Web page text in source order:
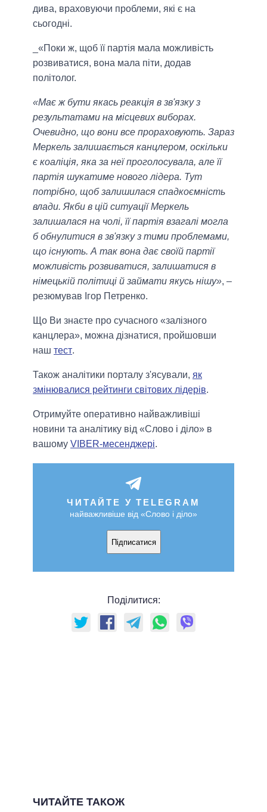
дива, враховуючи проблеми, які є на
сьогодні.
_«Поки ж, щоб її партія мала можливість
розвиватися, вона мала піти, додав
політолог.
«Має ж бути якась реакція в зв'язку з
результатами на місцевих виборах.
Очевидно, що вони все прораховують. Зараз
Меркель залишається канцлером, оскільки
є коаліція, яка за неї проголосувала, але її
партія шукатиме нового лідера. Тут
потрібно, щоб залишилася спадкоємність
влади. Якби в цій ситуації Меркель
залишалася на чолі, її партія взагалі могла
б обнулитися в зв'язку з тими проблемами,
що існують. А так вона дає своїй партії
можливість розвиватися, залишатися в
німецькій політиці й займати якусь нішу», –
резюмував Ігор Петренко.
Що Ви знаєте про сучасного «залізного
канцлера», можна дізнатися, пройшовши
наш тест.
Також аналітики порталу з'ясували, як
змінювалися рейтинги світових лідерів.
Отримуйте оперативно найважливіші
новини та аналітику від «Слово і діло» в
вашому VIBER-месенджері.
ЧИТАЙТЕ У TELEGRAM
найважливіше від «Слово і діло»
Підписатися
Поділитися:
ЧИТАЙТЕ ТАКОЖ